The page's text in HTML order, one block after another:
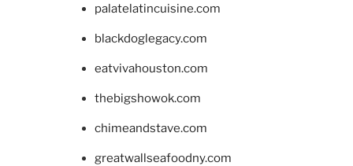
palatelatincuisine.com
blackdoglegacy.com
eatvivahouston.com
thebigshowok.com
chimeandstave.com
greatwallseafoodny.com